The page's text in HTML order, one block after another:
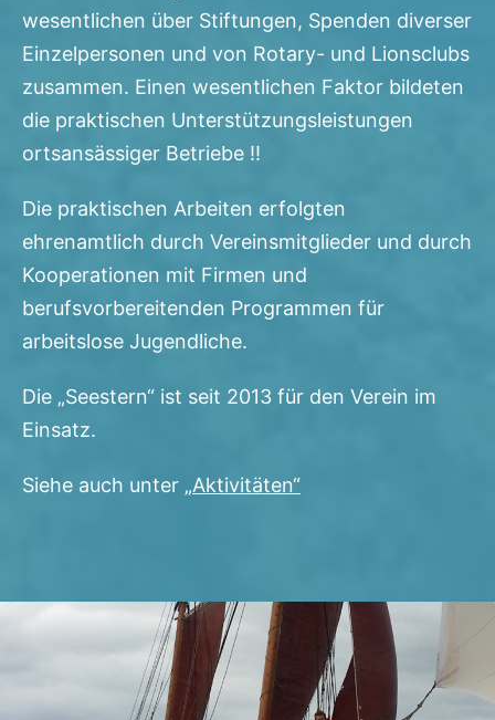
wesentlichen über Stiftungen, Spenden diverser
Einzelpersonen und von Rotary- und Lionsclubs
zusammen. Einen wesentlichen Faktor bildeten
die praktischen Unterstützungsleistungen
ortsansässiger Betriebe !!
Die praktischen Arbeiten erfolgten
ehrenamtlich durch Vereinsmitglieder und durch
Kooperationen mit Firmen und
berufsvorbereitenden Programmen für
arbeitslose Jugendliche.
Die „Seestern“ ist seit 2013 für den Verein im
Einsatz.
Siehe auch unter „Aktivitäten“